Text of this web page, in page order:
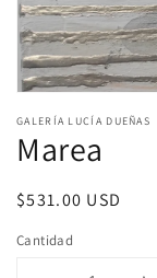
elemento
1
en
ventana
modal
GALERÍA LUCÍA DUEÑAS
Marea
Precio
$531.00 USD
Cantidad